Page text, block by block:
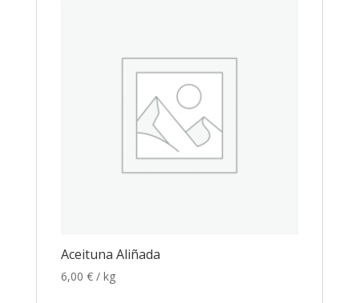
Aceituna Aliñada
6,00 € / kg